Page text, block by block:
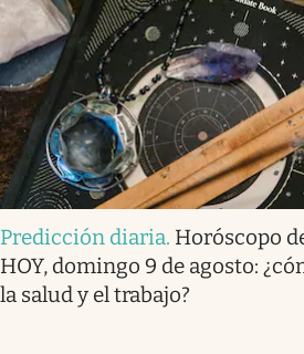
Predicción diaria. Horóscopo
HOY, domingo 9 de agosto:
la salud y el trabajo?